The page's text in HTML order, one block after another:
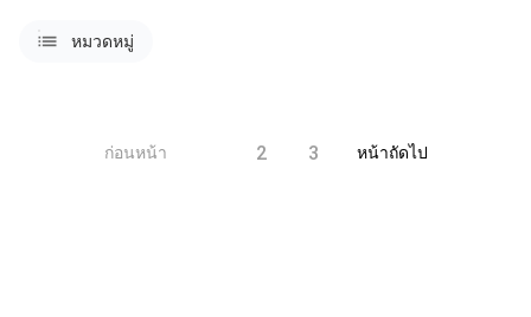
listsหมวดหมู่
ก่อนหน้า 2 3 หน้าถัดไป